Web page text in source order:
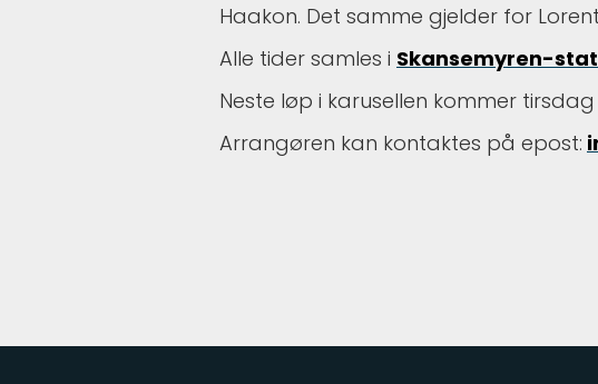
Haakon. Det samme gjelder for
Alle tider samles i Skansemyren-
Neste løp i karusellen kommer tirsdag
Arrangøren kan kontaktes på epost: